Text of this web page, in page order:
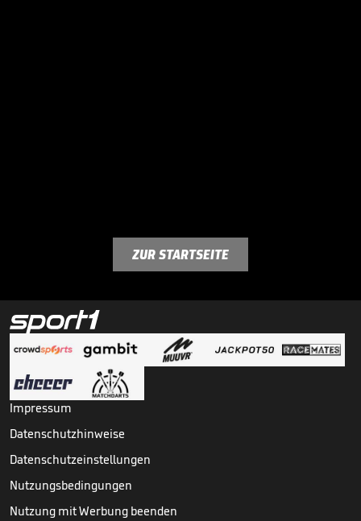
ZUR STARTSEITE
Impressum
Datenschutzhinweise
Datenschutzeinstellungen
Nutzungsbedingungen
Nutzung mit Werbung beenden